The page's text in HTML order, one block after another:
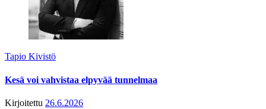
Tapio Kivistö
Kesä voi vahvistaa elpyvää tunnelmaa
Kirjoitettu 26.6.2026